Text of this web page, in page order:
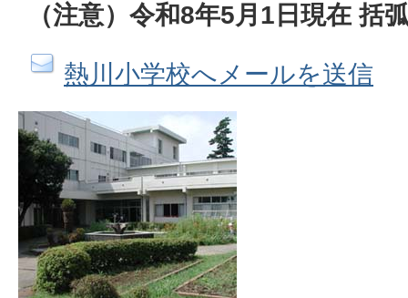
（注意）令和8年5月1日現在 括
熱川小学校へメールを送信